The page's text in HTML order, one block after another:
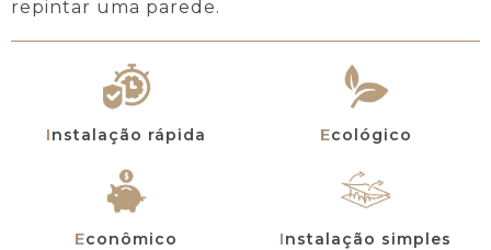
repintar uma parede.
Instalação rápida Ecológico
Econômico Instalação simples